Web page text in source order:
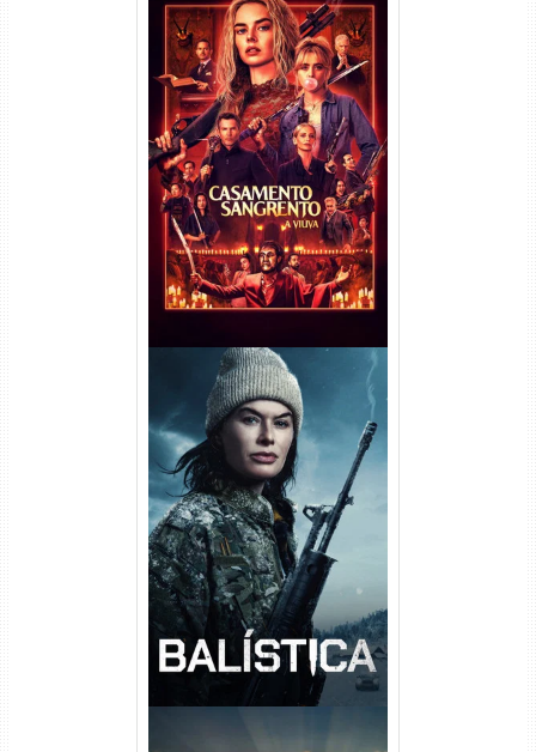
Casamento Sangrento: A
Viúva Torrent (2026) WEB-DL
720p/1080p/4K Dual Áudio
Balística Torrent (2025) WEB-
DL 1080p Dual Áudio